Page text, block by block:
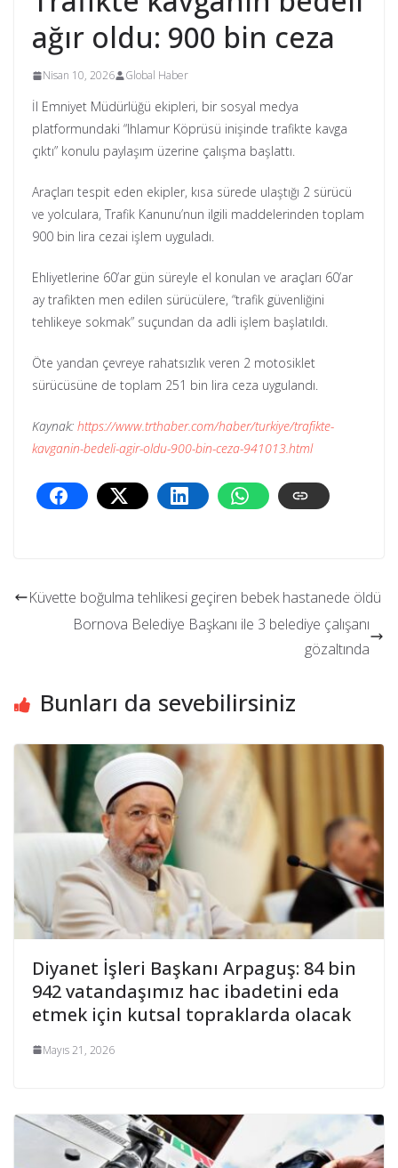
ağır oldu: 900 bin ceza
Nisan 10, 2026 Global Haber
İl Emniyet Müdürlüğü ekipleri, bir sosyal medya
platformundaki “Ihlamur Köprüsü inişinde trafikte kavga
çıktı” konulu paylaşım üzerine çalışma başlattı.
Araçları tespit eden ekipler, kısa sürede ulaştığı 2 sürücü
ve yolculara, Trafik Kanunu’nun ilgili maddelerinden toplam
900 bin lira cezai işlem uyguladı.
Ehliyetlerine 60’ar gün süreyle el konulan ve araçları 60’ar
ay trafikten men edilen sürücülere, “trafik güvenliğini
tehlikeye sokmak” suçundan da adli işlem başlatıldı.
Öte yandan çevreye rahatsızlık veren 2 motosiklet
sürücüsüne de toplam 251 bin lira ceza uygulandı.
Kaynak: https://www.trthaber.com/haber/turkiye/trafikte-
kavganin-bedeli-agir-oldu-900-bin-ceza-941013.html
Küvette boğulma tehlikesi geçiren bebek hastanede öldü
Bornova Belediye Başkanı ile 3 belediye çalışanı
gözaltında
Bunları da sevebilirsiniz
Diyanet İşleri Başkanı Arpaguş: 84 bin
942 vatandaşımız hac ibadetini eda
etmek için kutsal topraklarda olacak
Mayıs 21, 2026